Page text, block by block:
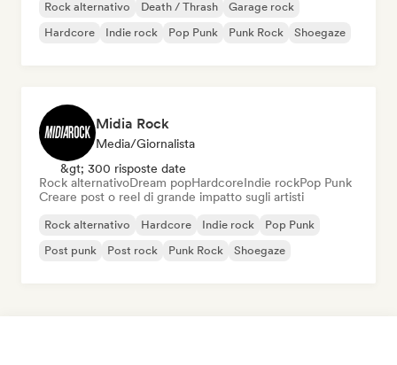
Rock alternativo Death / Thrash
Garage rock
Hardcore
Indie rock Pop Punk Punk Rock Shoegaze
Midia Rock
Media/Giornalista
&gt; 300 risposte date
Rock alternativoDream popHardcoreIndie rockPop Punk
Creare post o reel di grande impatto sugli artisti
Rock alternativo Hardcore Indie rock
Pop Punk
Post punk
Post rock Punk Rock Shoegaze